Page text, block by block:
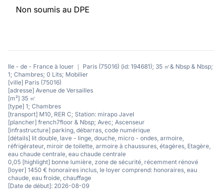
Non soumis au DPE
Ile - de - France à louer ｜ Paris (75016) (id: 194681); 35 ㎡& Nbsp & Nbsp;
1; Chambres; 0 Lits; Mobilier
[ville] Paris (75016)
[adresse] Avenue de Versailles
[m²] 35 ㎡
[type] 1; Chambres
[transport] M10, RER C; Station: mirapo Javel
[plancher] french7floor & Nbsp; Avec; Ascenseur
[infrastructure] parking, débarras, code numérique
[détails] lit double, lave - linge, douche, micro - ondes, armoire,
réfrigérateur, miroir de toilette, armoire à chaussures, étagères, Etagère,
eau chaude centrale, eau chaude centrale
0,05 [highlight] bonne lumière, zone de sécurité, récemment rénové
[loyer] 1450 € honoraires inclus, le loyer comprend: honoraires, eau
chaude, eau froide, chauffage
[Date de début]: 2026-08-09